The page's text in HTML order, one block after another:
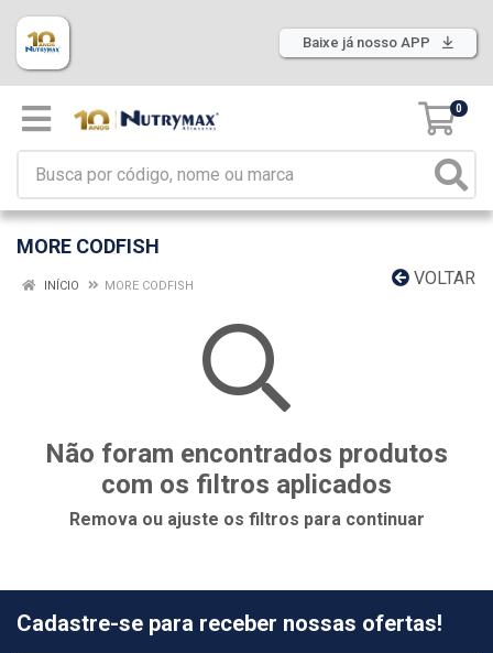
Baixe já nosso APP
0
MORE CODFISH
VOLTAR
INÍCIO MORE CODFISH
Não foram encontrados produtos
com os filtros aplicados
Remova ou ajuste os filtros para continuar
Cadastre-se para receber nossas ofertas!